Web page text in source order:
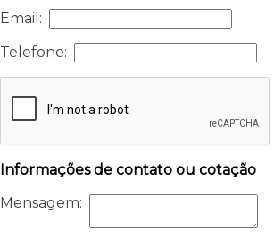
Email:
Telefone:
Informações de contato ou cotação
Mensagem: